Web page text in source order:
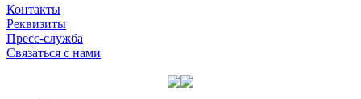
Контакты
Реквизиты
Пресс-служба
Связаться с нами